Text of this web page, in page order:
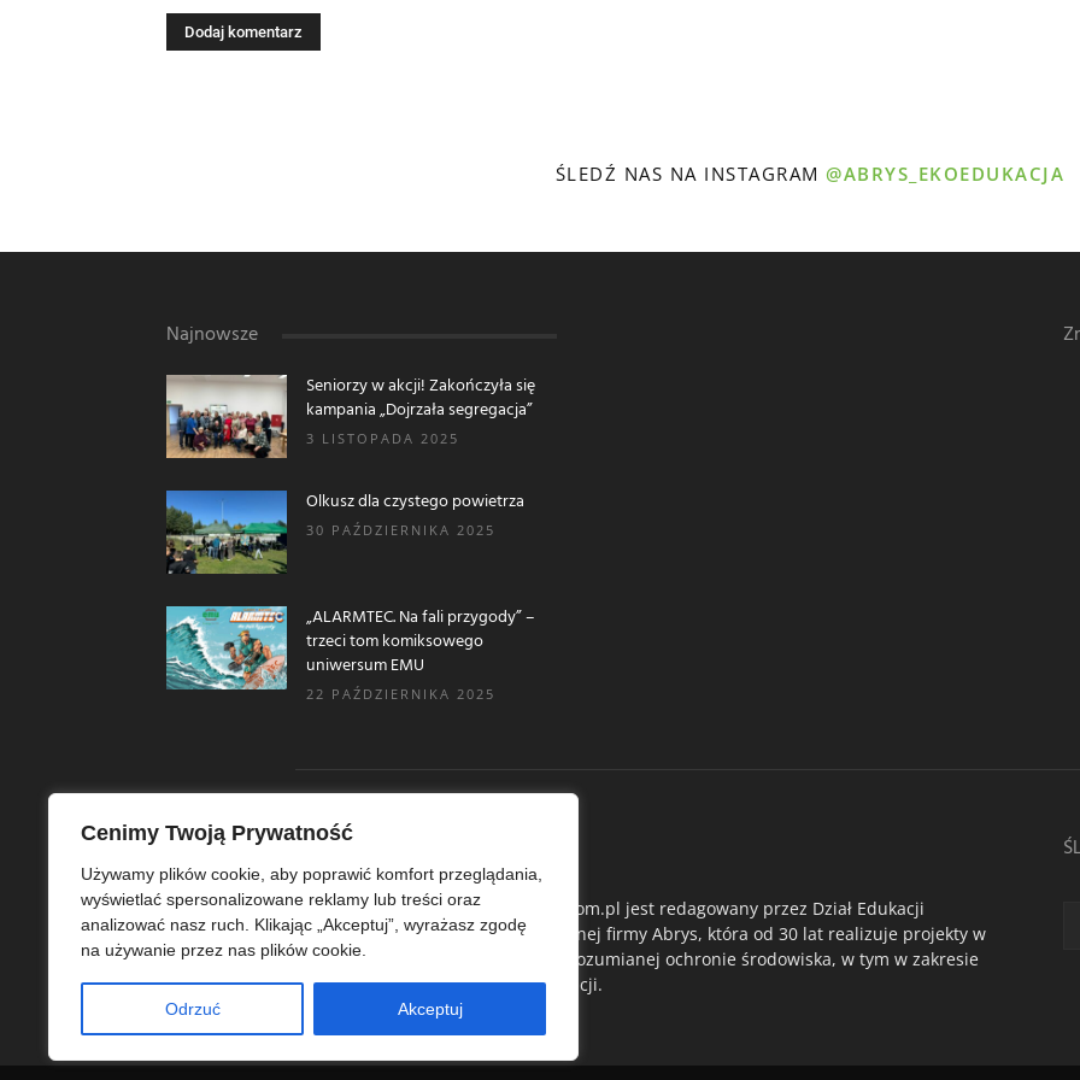
Cenimy Twoją Prywatność
Używamy plików cookie, aby poprawić komfort przeglądania,
wyświetlać spersonalizowane reklamy lub treści oraz
analizować nasz ruch. Klikając „Akceptuj”, wyrażasz zgodę
na używanie przez nas plików cookie.
Odrzuć Akceptuj
ŚLEDŹ NAS NA INSTAGRAM@ABRYS_EKOEDUKACJA
Najnowsze
Seniorzy w akcji! Zakończyła się
kampania „Dojrzała segregacja”
3 LISTOPADA 2025
Olkusz dla czystego powietrza
30 PAŹDZIERNIKA 2025
„ALARMTEC. Na fali przygody” –
trzeci tom komiksowego
uniwersum EMU
22 PAŹDZIERNIKA 2025
Ekoedu.com.pl jest redagowany przez Dział Edukacji
Ekologicznej firmy Abrys, która od 30 lat realizuje projekty w
szeroko rozumianej ochronie środowiska, w tym w zakresie
ekoedukacji.